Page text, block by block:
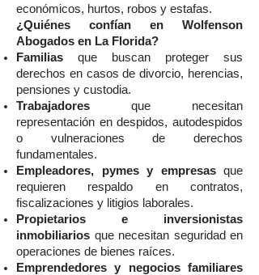
económicos, hurtos, robos y estafas.
¿Quiénes confían en Wolfenson
Abogados en La Florida?
Familias que buscan proteger sus
derechos en casos de divorcio, herencias,
pensiones y custodia.
Trabajadores que necesitan
representación en despidos, autodespidos
o vulneraciones de derechos
fundamentales.
Empleadores, pymes y empresasque
requieren respaldo en contratos,
fiscalizaciones y litigios laborales.
Propietarios e inversionistas
inmobiliarios que necesitan seguridad en
operaciones de bienes raíces.
Emprendedores y negocios familiares